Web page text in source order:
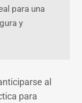
para una
y
al
para